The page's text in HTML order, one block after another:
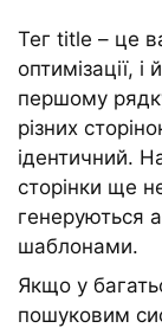
Тег title – це
оптимізації,
першому
різних
ідентичний.
сторінки ще
генеруються
шаблонами.
Якщо у
пошуковим